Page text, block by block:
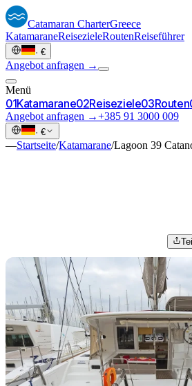
Catamaran CharterGreece
KatamaraneReisezieleRoutenReiseführer
· €
Angebot anfragen →
Menü
01Katamarane02Reiseziele03Routen
Angebot anfragen →+385 91 3000 009
· €
—Startseite/Katamarane/Lagoon 39